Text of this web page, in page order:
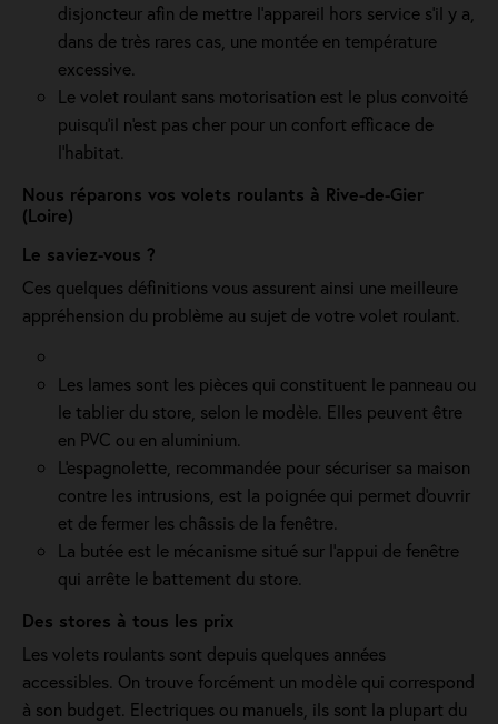
disjoncteur afin de mettre l'appareil hors service s'il y a,
dans de très rares cas, une montée en température
excessive.
Le volet roulant sans motorisation est le plus convoité
puisqu'il n'est pas cher pour un confort efficace de
l'habitat.
Nous réparons vos volets roulants à Rive-de-Gier
(Loire)
Le saviez-vous ?
Ces quelques définitions vous assurent ainsi une meilleure
appréhension du problème au sujet de votre volet roulant.
Les lames sont les pièces qui constituent le panneau ou
le tablier du store, selon le modèle. Elles peuvent être
en PVC ou en aluminium.
L'espagnolette, recommandée pour sécuriser sa maison
contre les intrusions, est la poignée qui permet d'ouvrir
et de fermer les châssis de la fenêtre.
La butée est le mécanisme situé sur l’appui de fenêtre
qui arrête le battement du store.
Des stores à tous les prix
Les volets roulants sont depuis quelques années
accessibles. On trouve forcément un modèle qui correspond
à son budget. Electriques ou manuels, ils sont la plupart du